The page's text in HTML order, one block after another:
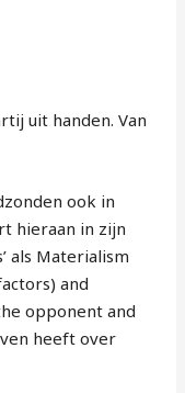
uit handen. Van
ook in
hieraan in zijn
als Materialism
and
opponent and
heeft over